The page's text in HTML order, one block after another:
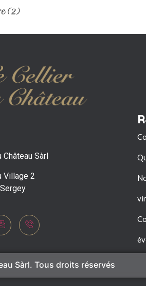
(2)
Sàrl
Village 2
Sàrl. Tous droits réservés